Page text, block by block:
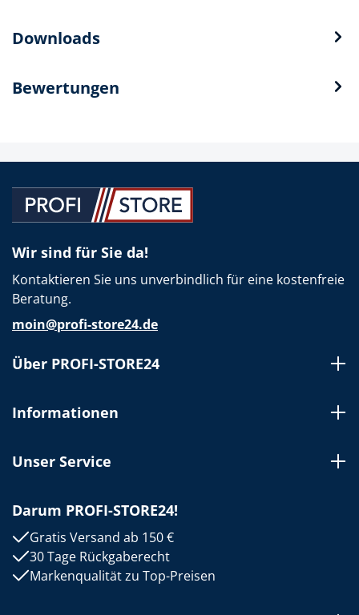
Downloads
Bewertungen
Wir sind für Sie da!
Kontaktieren Sie uns unverbindlich für eine kostenfreie
Beratung.
moin@profi-store24.de
Über PROFI-STORE24
Informationen
Unser Service
Darum PROFI-STORE24!
Gratis Versand ab 150 €
30 Tage Rückgaberecht
Markenqualität zu Top-Preisen